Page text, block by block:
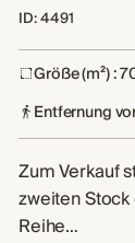
ID: 4491
Größe (m²) :
Entfernung
Zum Verkauf
zweiten
Reihe…